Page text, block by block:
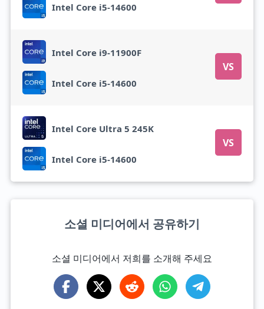
Intel Core i5-14600
Intel Core i9-11900F
VS
Intel Core i5-14600
Intel Core Ultra 5 245K
VS
Intel Core i5-14600
소셜 미디어에서 공유하기
소셜 미디어에서 저희를 소개해 주세요